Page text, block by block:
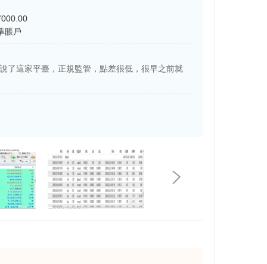
賬戶
了這家平臺，正規監管，點差很低，很早之前就